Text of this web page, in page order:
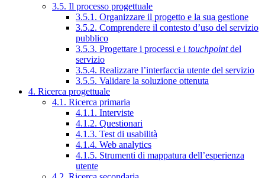
3.5. Il processo progettuale
3.5.1. Organizzare il progetto e la sua gestione
3.5.2. Comprendere il contesto d’uso del servizio
pubblico
3.5.3. Progettare i processi e i touchpointdel
servizio
3.5.4. Realizzare l’interfaccia utente del servizio
3.5.5. Validare la soluzione ottenuta
4. Ricerca progettuale
4.1. Ricerca primaria
4.1.1. Interviste
4.1.2. Questionari
4.1.3. Test di usabilità
4.1.4. Web analytics
4.1.5. Strumenti di mappatura dell’esperienza
utente